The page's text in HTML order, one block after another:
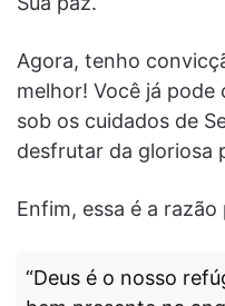
Agora, tenho
melhor! Você já pode
sob os cuidados de
desfrutar da gloriosa
Enfim, essa é a razão
“Deus é o nosso